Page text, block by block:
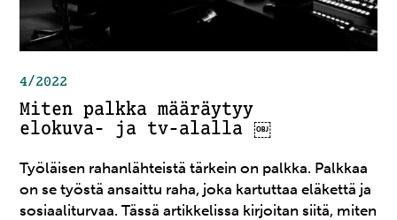
4/2022
Miten palkka määräytyy
elokuva- ja tv-alalla ￼
Työläisen rahanlähteistä tärkein on palkka. Palkkaa
on se työstä ansaittu raha, joka kartuttaa eläkettä ja
sosiaaliturvaa. Tässä artikkelissa kirjoitan siitä, miten